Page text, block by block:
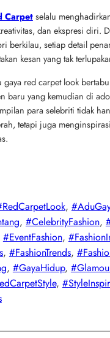
Carpetselalu
dan ekspresi diri.
berkilau, setiap detail
kesan yang tak
gaya red carpet look
baru yang kemudian di
para selebriti tidak
tetapi juga
,
, #CelebrityFashion,
#EventFashion,
, #FashionTrends,
, #GayaHidup,
,